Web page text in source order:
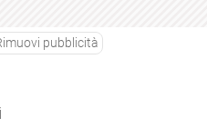
pubblicità